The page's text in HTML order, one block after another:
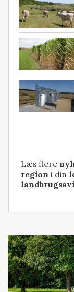
Læs flere
region i din